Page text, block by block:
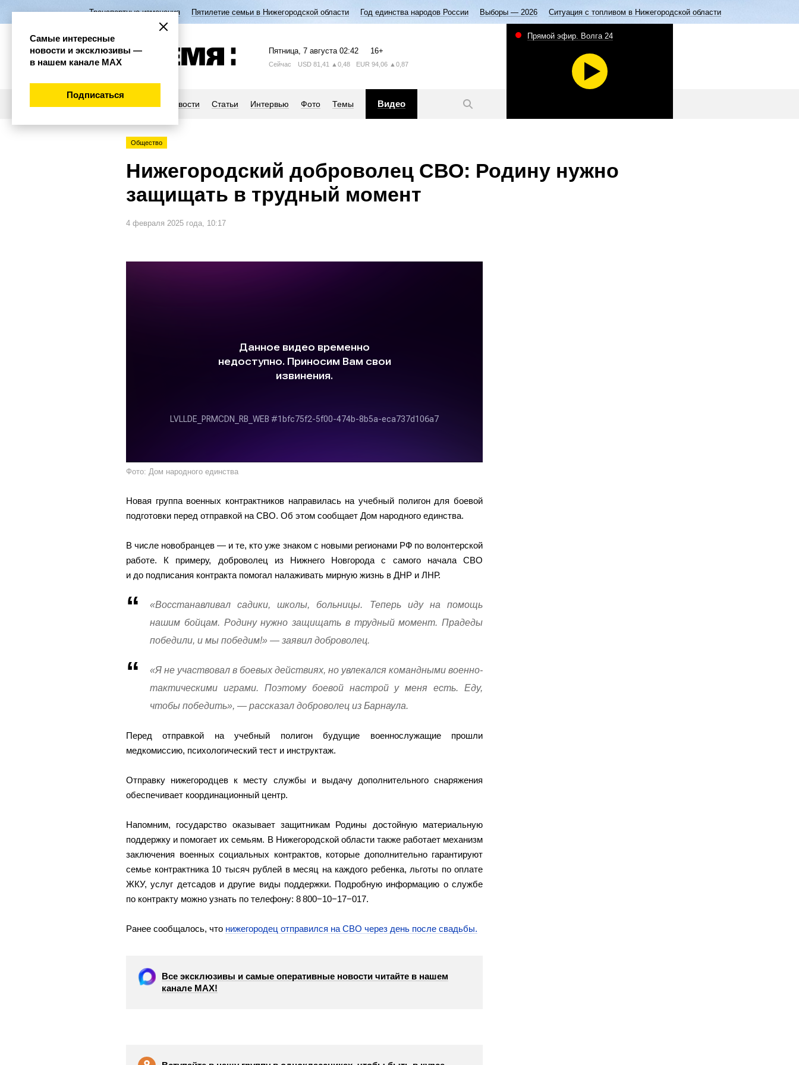
Транспортные изменения Пятилетие семьи в Нижегородской области Год единства народов России Выборы — 2026 Ситуация с топливом в Нижегородской области
Пятница, 7 августа 02:42 16+
Сейчас USD 81,41 ▲0,48 EUR 94,06 ▲0,87
Новости Статьи Интервью Фото Темы Видео
Прямой эфир. Волга 24
Общество
Нижегородский доброволец СВО: Родину нужно
защищать в трудный момент
4 февраля 2025 года, 10:17
Фото: Дом народного единства
Новая группа военных контрактников направилась на учебный полигон для боевой
подготовки перед отправкой на СВО. Об этом сообщает Дом народного единства.
В числе новобранцев — и те, кто уже знаком с новыми регионами РФ по волонтерской
работе. К примеру, доброволец из Нижнего Новгорода с самого начала СВО
и до подписания контракта помогал налаживать мирную жизнь в ДНР и ЛНР.
«Восстанавливал садики, школы, больницы. Теперь иду на помощь
нашим бойцам. Родину нужно защищать в трудный момент. Прадеды
победили, и мы победим!» — заявил доброволец.
«Я не участвовал в боевых действиях, но увлекался командными военно-
тактическими играми. Поэтому боевой настрой у меня есть. Еду,
чтобы победить», — рассказал доброволец из Барнаула.
Перед отправкой на учебный полигон будущие военнослужащие прошли
медкомиссию, психологический тест и инструктаж.
Отправку нижегородцев к месту службы и выдачу дополнительного снаряжения
обеспечивает координационный центр.
Напомним, государство оказывает защитникам Родины достойную материальную
поддержку и помогает их семьям. В Нижегородской области также работает механизм
заключения военных социальных контрактов, которые дополнительно гарантируют
семье контрактника 10 тысяч рублей в месяц на каждого ребенка, льготы по оплате
ЖКУ, услуг детсадов и другие виды поддержки. Подробную информацию о службе
по контракту можно узнать по телефону: 8 800−10−17−017.
Ранее сообщалось, что нижегородец отправился на СВО через день после свадьбы.
Все эксклюзивы и самые оперативные новости читайте в нашем
канале МАХ!
Самые интересные
новости и эксклюзивы —
в нашем канале МАХ
Подписаться